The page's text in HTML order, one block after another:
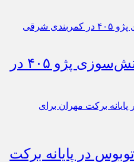
۳فوتی در واژگونی و آتش‌سوزی پژو ۴۰۵ در
اتوبوس در پایانه برکت